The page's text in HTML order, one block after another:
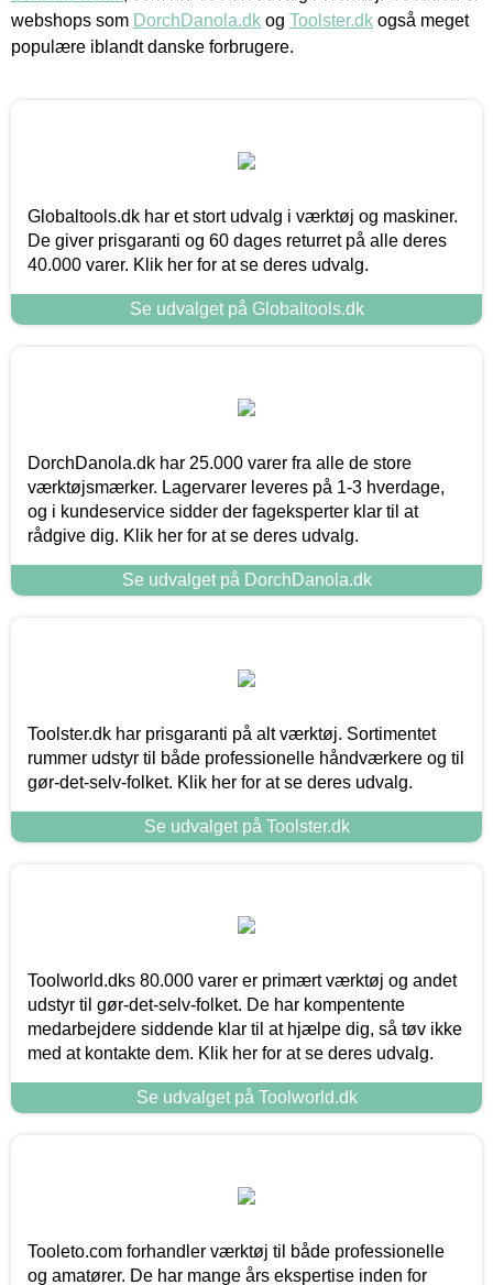
webshops som DorchDanola.dk og Toolster.dk også meget
populære iblandt danske forbrugere.
Globaltools.dk har et stort udvalg i værktøj og maskiner.
De giver prisgaranti og 60 dages returret på alle deres
40.000 varer. Klik her for at se deres udvalg.
Se udvalget på Globaltools.dk
DorchDanola.dk har 25.000 varer fra alle de store
værktøjsmærker. Lagervarer leveres på 1-3 hverdage,
og i kundeservice sidder der fageksperter klar til at
rådgive dig. Klik her for at se deres udvalg.
Se udvalget på DorchDanola.dk
Toolster.dk har prisgaranti på alt værktøj. Sortimentet
rummer udstyr til både professionelle håndværkere og til
gør-det-selv-folket. Klik her for at se deres udvalg.
Se udvalget på Toolster.dk
Toolworld.dks 80.000 varer er primært værktøj og andet
udstyr til gør-det-selv-folket. De har kompentente
medarbejdere siddende klar til at hjælpe dig, så tøv ikke
med at kontakte dem. Klik her for at se deres udvalg.
Se udvalget på Toolworld.dk
Tooleto.com forhandler værktøj til både professionelle
og amatører. De har mange års ekspertise inden for